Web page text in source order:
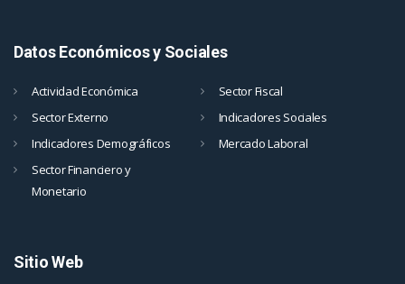
Datos Económicos y Sociales
Actividad Económica
Sector Fiscal
Sector Externo
Indicadores Sociales
Indicadores Demográficos
Mercado Laboral
Sector Financiero y
Monetario
Sitio Web